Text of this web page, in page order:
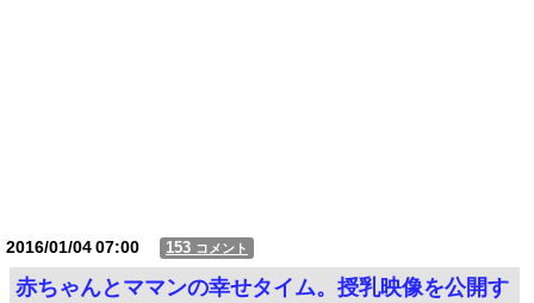
2016/01/0407:00 153 コメント
赤ちゃんとママンの幸せタイム。授乳映像を公開す